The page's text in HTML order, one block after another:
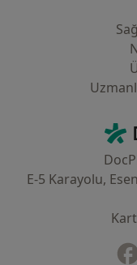
E-5 Karayolu,